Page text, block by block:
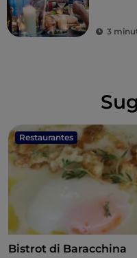
3
Restaurantes
Bistrot di Baracchina